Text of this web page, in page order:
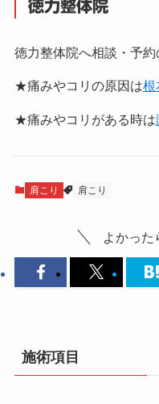
徳力整体院
徳力整体院へ相談・予
★痛みやコリの原因は根
★痛みやコリがある時は
肩こり 肩こり
よかった
施術項目